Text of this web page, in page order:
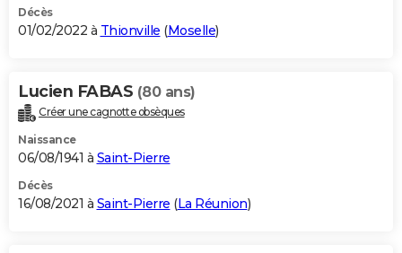
Décès
01/02/2022 à Thionville (Moselle)
Lucien FABAS (80 ans)
Créer une cagnotte obsèques
Naissance
06/08/1941 à Saint-Pierre
Décès
16/08/2021 à Saint-Pierre (La Réunion)